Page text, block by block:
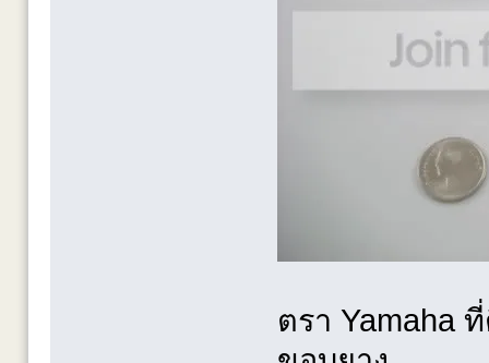
ตรา Yamaha